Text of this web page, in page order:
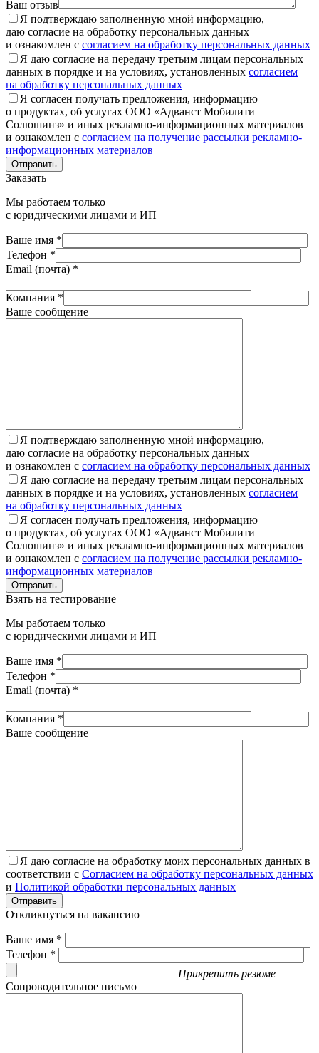
Ваш отзыв
Я подтверждаю заполненную мной информацию,
даю согласие на обработку персональных данных
и ознакомлен с согласием на обработку персональных данных
Я даю согласие на передачу третьим лицам персональных
данных в порядке и на условиях, установленных согласием
на обработку персональных данных
Я согласен получать предложения, информацию
о продуктах, об услугах ООО «Адванст Мобилити
Солюшинз» и иных рекламно-информационных материалов
и ознакомлен с согласием на получение рассылки рекламно-
информационных материалов
Отправить
Заказать
Мы работаем только
с юридическими лицами и ИП
Ваше имя *
Телефон *
Email (почта) *
Компания *
Ваше сообщение
Я подтверждаю заполненную мной информацию,
даю согласие на обработку персональных данных
и ознакомлен с согласием на обработку персональных данных
Я даю согласие на передачу третьим лицам персональных
данных в порядке и на условиях, установленных согласием
на обработку персональных данных
Я согласен получать предложения, информацию
о продуктах, об услугах ООО «Адванст Мобилити
Солюшинз» и иных рекламно-информационных материалов
и ознакомлен с согласием на получение рассылки рекламно-
информационных материалов
Отправить
Взять на тестирование
Мы работаем только
с юридическими лицами и ИП
Ваше имя *
Телефон *
Email (почта) *
Компания *
Ваше сообщение
Я даю согласие на обработку моих персональных данных в
соответствии с Согласием на обработку персональных данных
и Политикой обработки персональных данных
Отправить
Откликнуться на вакансию
Ваше имя *
Телефон *
Прикрепить резюме
Сопроводительное письмо